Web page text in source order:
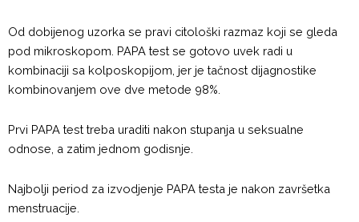
Od dobijenog uzorka se pravi citološki razmaz koji se gleda
pod mikroskopom. PAPA test se gotovo uvek radi u
kombinaciji sa kolposkopijom, jer je tačnost dijagnostike
kombinovanjem ove dve metode 98%.
Prvi PAPA test treba uraditi nakon stupanja u seksualne
odnose, a zatim jednom godisnje.
Najbolji period za izvodjenje PAPA testa je nakon završetka
menstruacije.